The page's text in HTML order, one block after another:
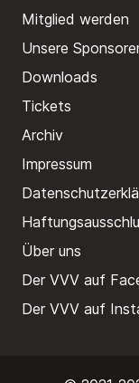
Mitglied werden
Unsere
Downloads
Tickets
Archiv
Impressum
Über uns
Der VVV auf
Der VVV auf